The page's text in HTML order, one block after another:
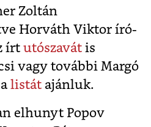
Zoltán
Horváth Viktor író-
írt utószavát is
vagy további Margó
listát ajánluk.
elhunyt Popov